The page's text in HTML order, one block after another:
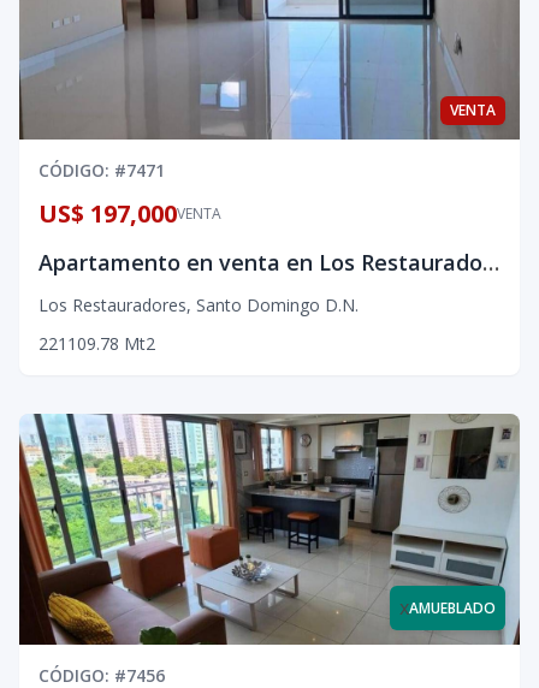
VENTA
CÓDIGO: #7471
VENTA
US$ 197,000
Apartamento en venta en Los Restauradores
Los Restauradores, Santo Domingo D.N.
221 109.78 Mt2
xAMUEBLADO
CÓDIGO: #7456